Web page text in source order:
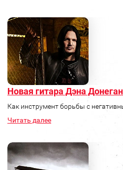
Новая гитара Дэна
Как инструмент борьбы с
Читать далее